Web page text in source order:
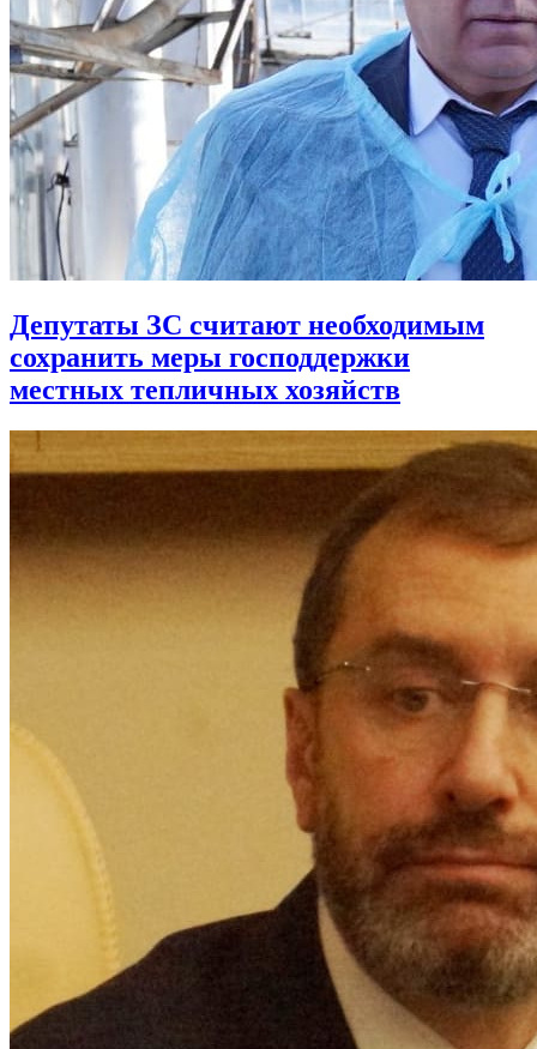
Депутаты ЗС считают необходимым
сохранить меры господдержки
местных тепличных хозяйств